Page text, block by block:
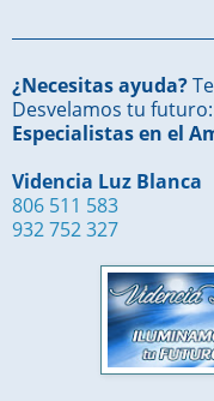
¿Necesitas ayuda?
Desvelamos tu
Especialistas en el
Videncia Luz Blanca
806 511 583
932 752 327